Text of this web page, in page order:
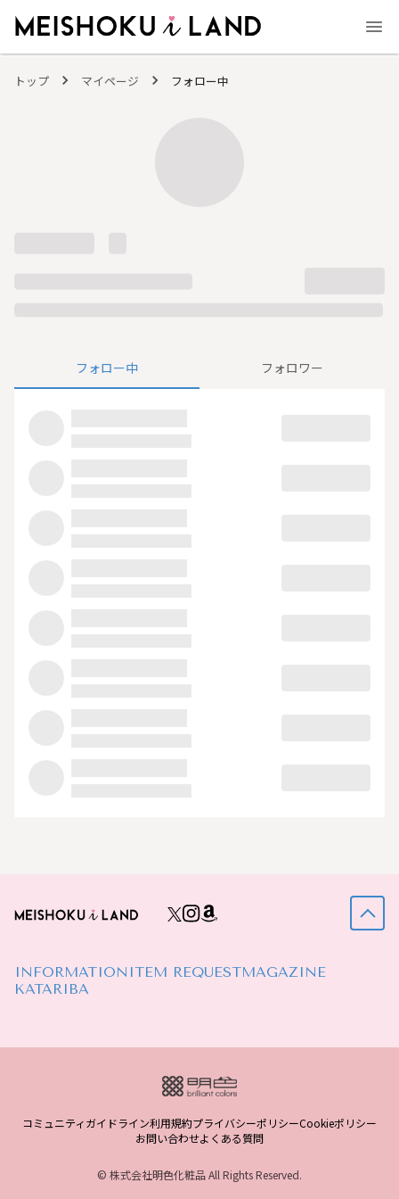
トップ マイページ フォロー中
フォロー中 フォロワー
INFORMATION ITEM REQUESTMAGAZINE
KATARIBA
コミュニティガイドライン利用規約プライバシーポリシーCookieポリシー
お問い合わせよくある質問
© 株式会社明色化粧品 All Rights Reserved.